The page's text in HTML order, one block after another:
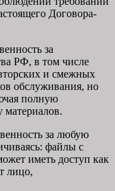
Договора-
за
РФ, в том числе
и смежных
обслуживания, но
полную
материалов.
за любую
файлы с
иметь доступ как
лицо,